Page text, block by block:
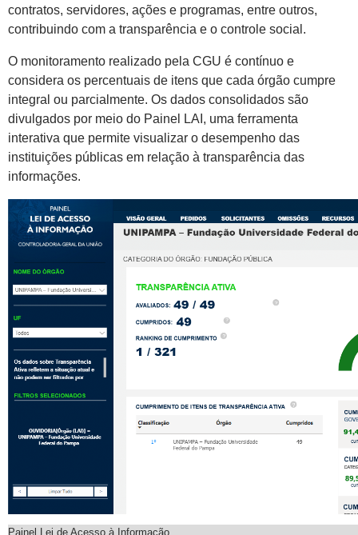
contratos, servidores, ações e programas, entre outros,
contribuindo com a transparência e o controle social.
O monitoramento realizado pela CGU é contínuo e
considera os percentuais de itens que cada órgão cumpre
integral ou parcialmente. Os dados consolidados são
divulgados por meio do Painel LAI, uma ferramenta
interativa que permite visualizar o desempenho das
instituições públicas em relação à transparência das
informações.
Painel Lei de Acesso à Informação